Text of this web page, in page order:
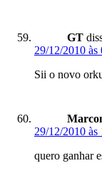
GT
29/12/2010 às
Sii o novo
29/12/2010 às
quero ganhar